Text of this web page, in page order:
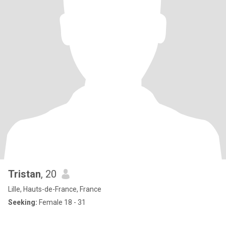
Tristan, 20
Lille, Hauts-de-France, France
Seeking: Female 18 - 31